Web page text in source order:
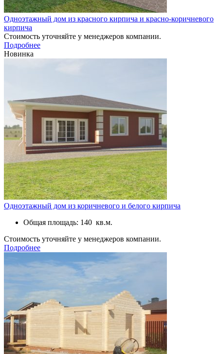
Одноэтажный дом из красного кирпича и красно-коричневого
кирпича
Стоимость уточняйте у менеджеров компании.
Подробнее
Новинка
Одноэтажный дом из коричневого и белого кирпича
Общая площадь: 140 кв.м.
Стоимость уточняйте у менеджеров компании.
Подробнее